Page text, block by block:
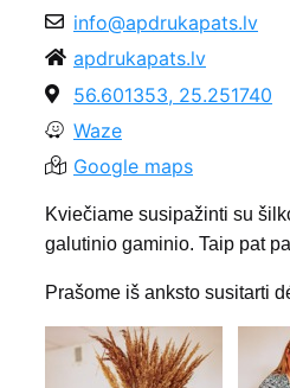
info@apdrukapats.lv
apdrukapats.lv
56.601353, 25.251740
Waze
Google maps
Kviečiame susipažinti su
galutinio gaminio. Taip pat
Prašome iš anksto susitarti